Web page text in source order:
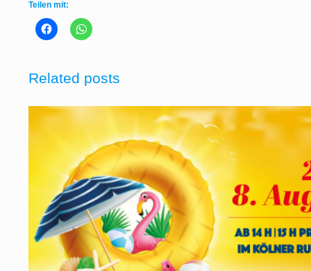
Teilen mit:
Related posts